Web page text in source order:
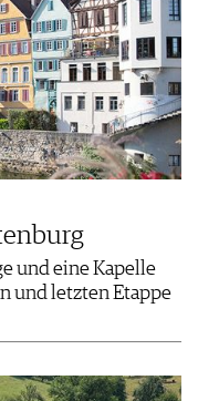
und eine Kapelle
und letzten Etappe